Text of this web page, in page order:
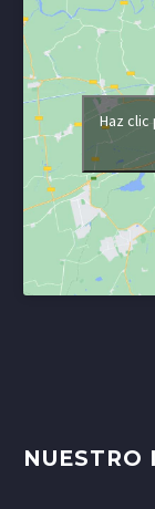
Haz
NUESTRO